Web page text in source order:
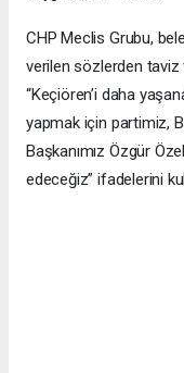
CHP Meclis Grubu,
verilen sözlerden
“Keçiören’i daha
yapmak için partimiz,
Başkanımız Özgür
edeceğiz” ifadelerini